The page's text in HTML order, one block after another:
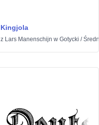
Kingjola
z Lars Manenschijn w Gotycki /